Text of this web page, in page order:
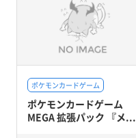
ポケモンカードゲーム
ポケモンカードゲーム
MEGA 拡張パック 『メ...